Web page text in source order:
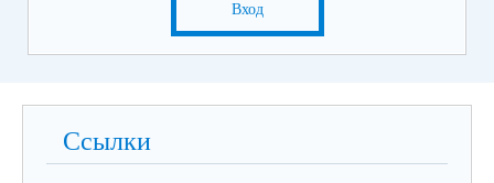
Вход
Ссылки